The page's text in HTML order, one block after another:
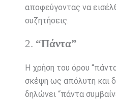
αποφεύγοντας να
συζητήσεις.
2. “Πάντα”
Η χρήση του όρου
σκέψη ως απόλυτη και
δηλώνει “πάντα